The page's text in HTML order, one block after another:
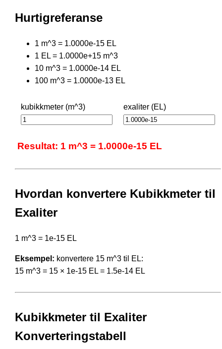
Hurtigreferanse
1 m^3 = 1.0000e-15 EL
1 EL = 1.0000e+15 m^3
10 m^3 = 1.0000e-14 EL
100 m^3 = 1.0000e-13 EL
kubikkmeter (m^3) exaliter (EL)
Resultat: 1 m^3 = 1.0000e-15 EL
Hvordan konvertere Kubikkmeter til
Exaliter
1 m^3 = 1e-15 EL
Eksempel: konvertere 15 m^3 til EL:
15 m^3 = 15 × 1e-15 EL = 1.5e-14 EL
Kubikkmeter til Exaliter
Konverteringstabell